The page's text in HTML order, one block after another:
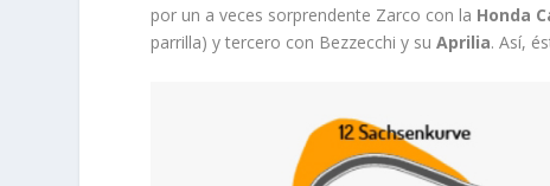
por un a veces sorprendente Zarco con la Honda
parrilla) y tercero con Bezzecchi y suAprilia. Así,